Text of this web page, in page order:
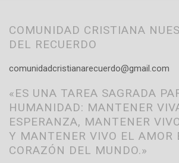
COMUNIDAD CRISTIANA
DEL RECUERDO
comunidadcristianarecuerdo@gmail.com
«ES UNA TAREA SAGRADA
HUMANIDAD: MANTENER
ESPERANZA, MANTENER
Y MANTENER VIVO EL AMOR
CORAZÓN DEL MUNDO.»